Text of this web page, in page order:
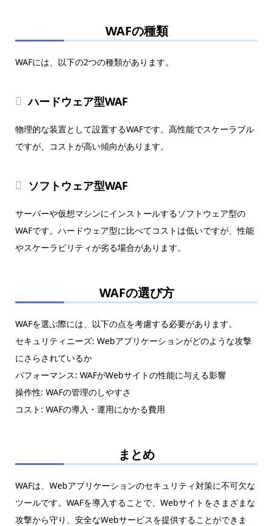
WAFの種類
WAFには、以下の2つの種類があります。
ハードウェア型WAF
物理的な装置として設置するWAFです。高性能でスケーラブル
ですが、コストが高い傾向があります。
ソフトウェア型WAF
サーバーや仮想マシンにインストールするソフトウェア型の
WAFです。ハードウェア型に比べてコストは低いですが、性能
やスケーラビリティが劣る場合があります。
WAFの選び方
WAFを選ぶ際には、以下の点を考慮する必要があります。
セキュリティニーズ: Webアプリケーションがどのような攻撃
にさらされているか
パフォーマンス: WAFがWebサイトの性能に与える影響
操作性: WAFの管理のしやすさ
コスト: WAFの導入・運用にかかる費用
まとめ
WAFは、Webアプリケーションのセキュリティ対策に不可欠な
ツールです。WAFを導入することで、Webサイトをさまざまな
攻撃から守り、安全なWebサービスを提供することができま